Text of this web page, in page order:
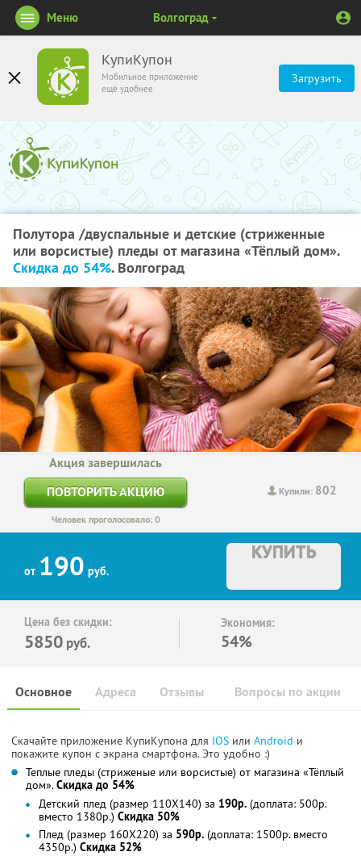
КупиКупон
Мобильное приложение
ещё удобнее
Загрузить
Меню Волгоград
Полутора /двуспальные и детские (стриженные
или ворсистые) пледы от магазина «Тёплый дом».
Скидка до 54%. Волгоград
Купили: 802
Акция завершилась
ПОВТОРИТЬ АКЦИЮ
Человек проголосовало: 0
от 190 руб.
КУПИТЬ
Цена без скидки:
5850 руб.
Экономия:
54%
Основное Отзывы Вопросы по акции
Адреса
Скачайте приложение КупиКупона для IOS или Android и
покажите купон с экрана смартфона. Это удобно :)
Теплые пледы (стриженые или ворсистые) от магазина «Тёплый
дом».Скидка до 54%
Детский плед (размер 110Х140) за 190р. (доплата: 500р.
вместо 1380р.) Скидка 50%
Плед (размер 160Х220) за 590р. (доплата: 1500р. вместо
4350р.) Скидка 52%